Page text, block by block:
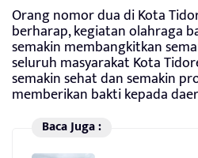
Orang nomor dua di Kota
berharap, kegiatan olahraga
semakin membangkitkan
seluruh masyarakat Kota
semakin sehat dan semakin
memberikan bakti kepada
Baca Juga :